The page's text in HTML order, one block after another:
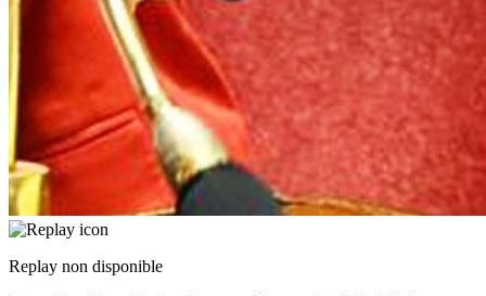
Replay non disponible